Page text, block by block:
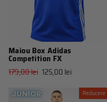
Maiou Box Adidas
Competition FX
Pret
179,00 lei Pret
vanzare
125,00 lei
Reducere